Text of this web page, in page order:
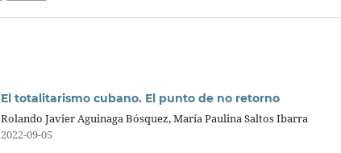
El totalitarismo cubano. El punto de no retorno
Rolando Javier Aguinaga Bósquez, María Paulina Saltos Ibarra
2022-09-05